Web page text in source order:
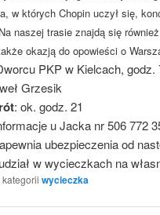
w których Chopin uczył się,
naszej trasie znajdą się
okazją do opowieści o
PKP w Kielcach, godz.
Grzesik
: ok. godz. 21
u Jacka nr 506 772
ubezpieczenia od
w wycieczkach na
wycieczka